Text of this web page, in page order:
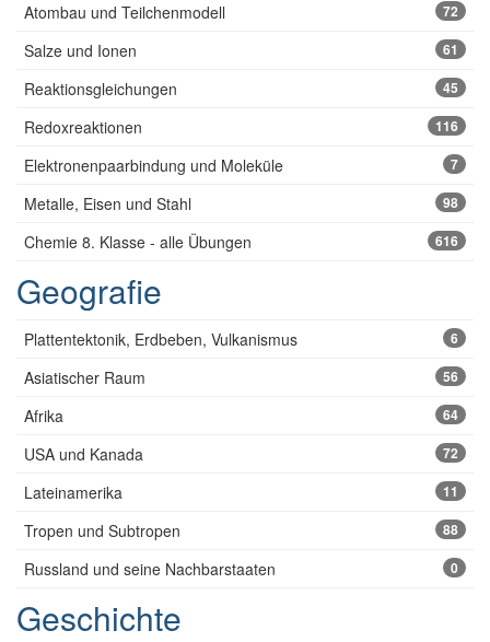
Atombau und Teilchenmodell 72
Salze und Ionen 61
Reaktionsgleichungen 45
Redoxreaktionen 116
Elektronenpaarbindung und Moleküle 7
Metalle, Eisen und Stahl 98
Chemie 8. Klasse - alle Übungen 616
Geografie
Plattentektonik, Erdbeben, Vulkanismus 6
Asiatischer Raum 56
Afrika 64
USA und Kanada 72
Lateinamerika 11
Tropen und Subtropen 88
Russland und seine Nachbarstaaten 0
Geschichte